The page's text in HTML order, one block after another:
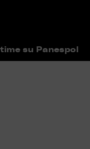
su Panespol